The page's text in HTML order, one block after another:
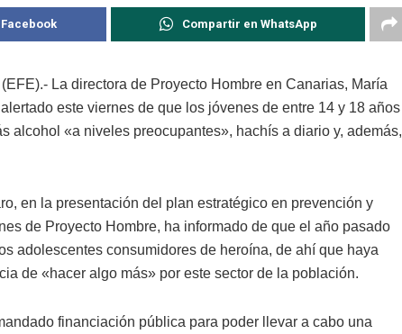
Compartir en WhatsApp
La directora de Proyecto Hombre en Canarias, María
este viernes de que los jóvenes de entre 14 y 18 años
alcohol «a niveles preocupantes», hachís a diario y, además,
en la presentación del plan estratégico en prevención y
de Proyecto Hombre, ha informado de que el año pasado
adolescentes consumidores de heroína, de ahí que haya
de «hacer algo más» por este sector de la población.
financiación pública para poder llevar a cabo una